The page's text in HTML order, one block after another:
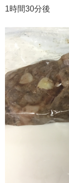
1時間30分後